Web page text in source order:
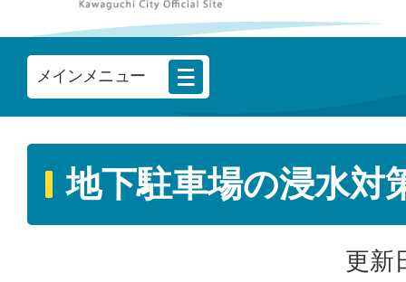
メインメニュー
地下駐車場の浸水対
更新